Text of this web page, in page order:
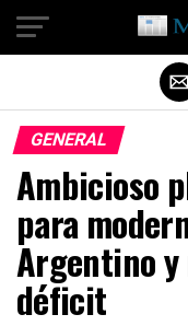
GENERAL
Ambicioso
para
Argentino
déficit